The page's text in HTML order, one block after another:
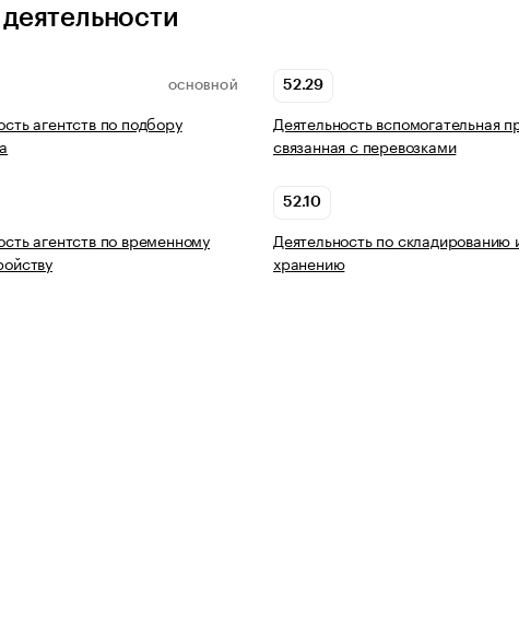
ОСНОВНОЙ
агентств по подбору
52.29
Деятельность вспомогательная
связанная с перевозками
агентств по временному
52.10
Деятельность по складированию
хранению